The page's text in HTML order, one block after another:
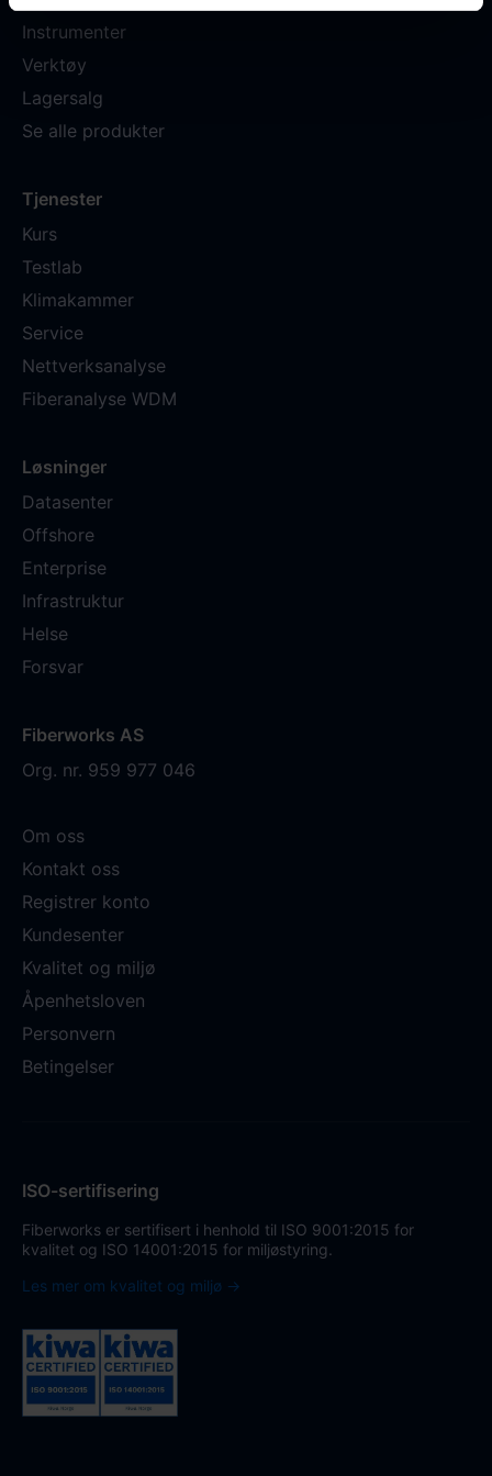
Instrumenter
Verktøy
Lagersalg
Se alle produkter
Tjenester
Kurs
Testlab
Klimakammer
Service
Nettverksanalyse
Fiberanalyse WDM
Løsninger
Datasenter
Offshore
Enterprise
Infrastruktur
Helse
Forsvar
Fiberworks AS
Org. nr. 959 977 046
Om oss
Kontakt oss
Registrer konto
Kundesenter
Kvalitet og miljø
Åpenhetsloven
Personvern
Betingelser
ISO-sertifisering
Fiberworks er sertifisert i henhold til ISO 9001:2015 for
kvalitet og ISO 14001:2015 for miljøstyring.
Les mer om kvalitet og miljø →